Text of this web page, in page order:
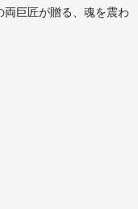
巨匠が贈る、魂を震わ